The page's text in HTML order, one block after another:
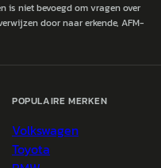
is niet bevoegd om vragen over
door naar erkende, AFM-
POPULAIRE MERKEN
Volkswagen
Toyota